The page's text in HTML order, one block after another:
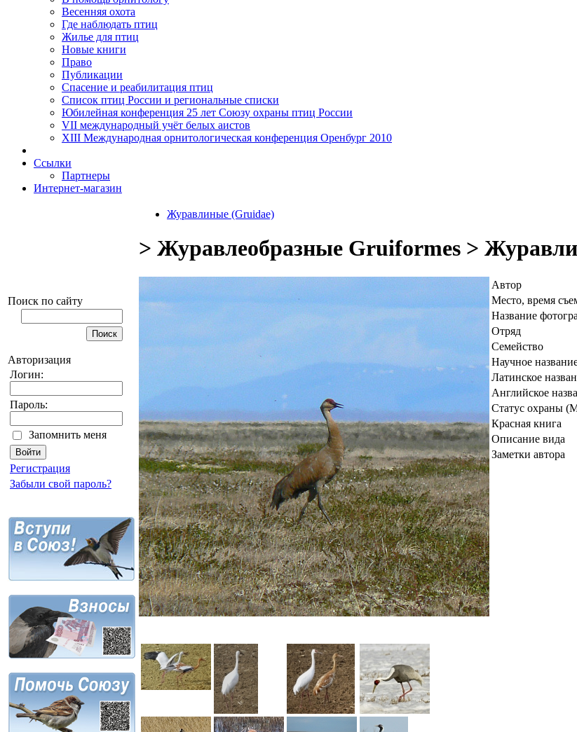
Весенняя охота
Где наблюдать птиц
Жилье для птиц
Новые книги
Право
Публикации
Спасение и реабилитация птиц
Список птиц России и региональные списки
Юбилейная конференция 25 лет Союзу охраны птиц России
VII международный учёт белых аистов
XIII Международная орнитологическая конференция Оренбург 2010
Ссылки
Партнеры
Интернет-магазин
Поиск по сайту
Авторизация
Логин:
Пароль:
Запомнить меня
Регистрация
Забыли свой пароль?
Журавлиные (Gruidae)
> Журавлеобразные Gruiformes >
Автор
Место, время
Название
Отряд
Семейство
Научное
Латинское
Английское
Статус охраны
Красная книга
Описание вида
Заметки автора